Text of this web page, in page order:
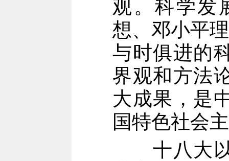
观。科学发
想、邓小平
与时俱进的
界观和方法
大成果，是
国特色社会
十八大以